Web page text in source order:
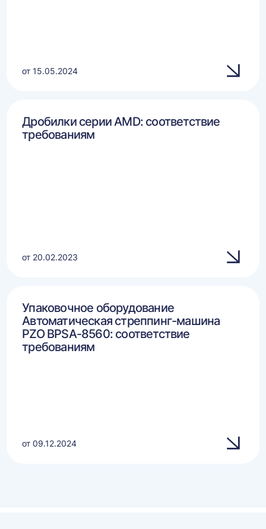
от 15.05.2024
Дробилки серии AMD: соответствие
требованиям
от 20.02.2023
Упаковочное оборудование
Автоматическая стреппинг-машина
PZO BPSA-8560: соответствие
требованиям
от 09.12.2024